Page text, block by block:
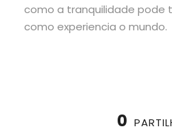
como a tranquilidade pode
como experiencia o mundo.
0